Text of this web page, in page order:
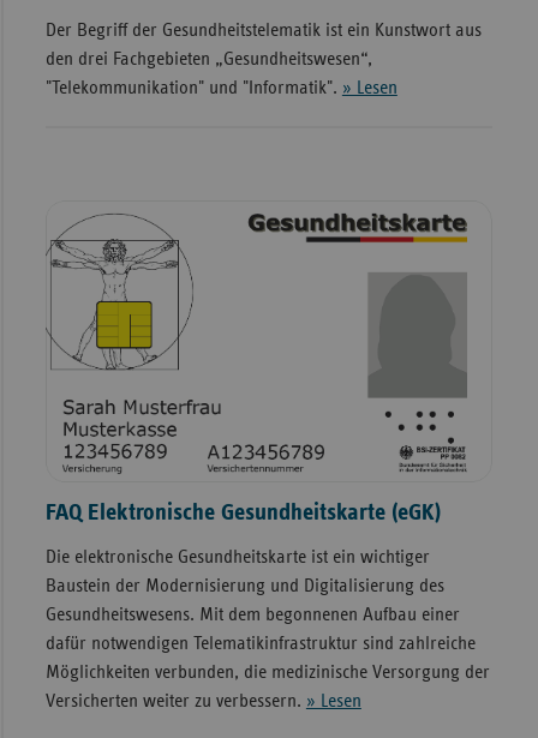
Der Begriff der Gesundheitstelematik ist ein Kunstwort aus
den drei Fachgebieten „Gesundheitswesen“,
"Telekommunikation" und "Informatik". » Lesen
FAQ Elektronische Gesundheitskarte (eGK)
Die elektronische Gesundheitskarte ist ein wichtiger
Baustein der Modernisierung und Digitalisierung des
Gesundheitswesens. Mit dem begonnenen Aufbau einer
dafür notwendigen Telematikinfrastruktur sind zahlreiche
Möglichkeiten verbunden, die medizinische Versorgung der
Versicherten weiter zu verbessern. » Lesen